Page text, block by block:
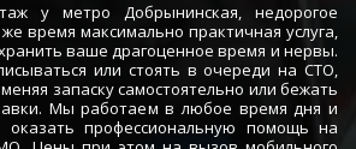
у метро Добрынинская, недорогое
время максимально практичная услуга,
ваше драгоценное время и нервы.
или стоять в очереди на СТО,
запаску самостоятельно или бежать
Мы работаем в любое время дня и
профессиональную помощь на